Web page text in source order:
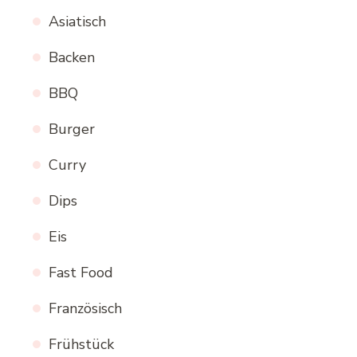
Asiatisch
Backen
BBQ
Burger
Curry
Dips
Eis
Fast Food
Französisch
Frühstück